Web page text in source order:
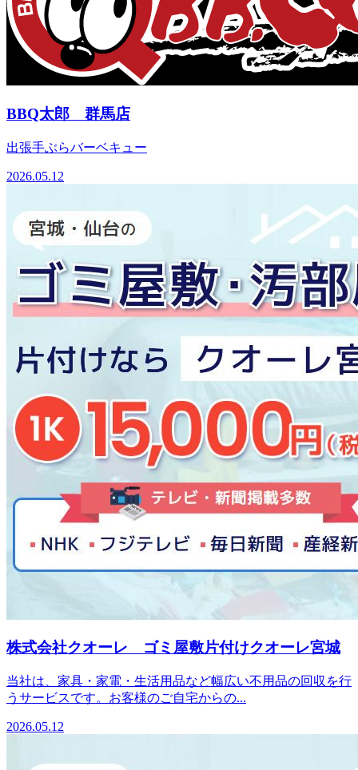
BBQ太郎 群馬店
出張手ぶらバーベキュー
2026.05.12
株式会社クオーレ ゴミ屋敷片付けクオーレ宮城
当社は、家具・家電・生活用品など幅広い不用品の回収を行
うサービスです。お客様のご自宅からの...
2026.05.12